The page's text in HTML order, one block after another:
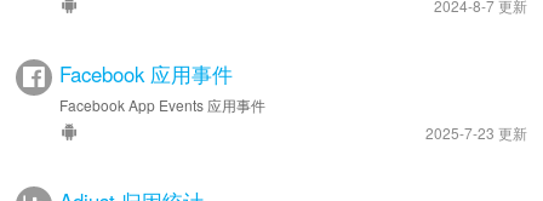
2024-8-7 更新
Facebook 应用事件
Facebook App Events 应用事件
2025-7-23 更新